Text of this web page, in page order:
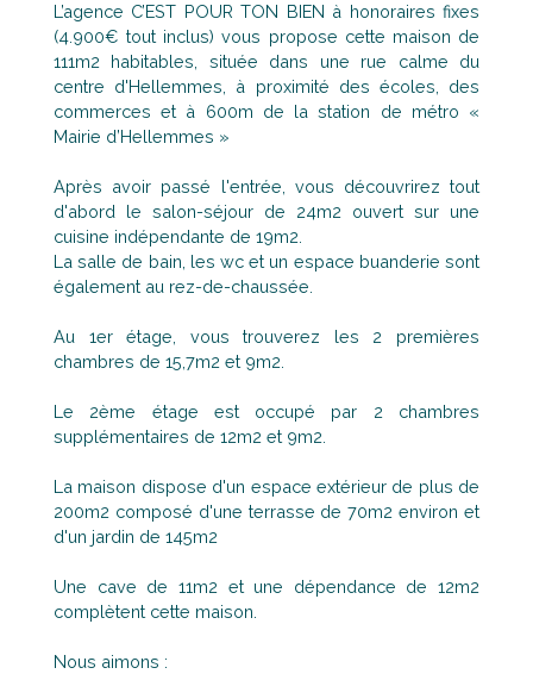
L’agence C’EST POUR TON BIEN à honoraires fixes
(4.900€ tout inclus) vous propose cette maison de
111m2 habitables, située dans une rue calme du
centre d'Hellemmes, à proximité des écoles, des
commerces et à 600m de la station de métro «
Mairie d’Hellemmes »
Après avoir passé l'entrée, vous découvrirez tout
d'abord le salon-séjour de 24m2 ouvert sur une
cuisine indépendante de 19m2.
La salle de bain, les wc et un espace buanderie sont
également au rez-de-chaussée.
Au 1er étage, vous trouverez les 2 premières
chambres de 15,7m2 et 9m2.
Le 2ème étage est occupé par 2 chambres
supplémentaires de 12m2 et 9m2.
La maison dispose d'un espace extérieur de plus de
200m2 composé d'une terrasse de 70m2 environ et
d'un jardin de 145m2
Une cave de 11m2 et une dépendance de 12m2
complètent cette maison.
Nous aimons :